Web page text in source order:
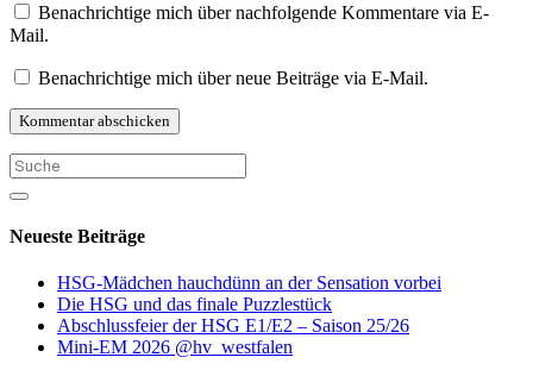
Benachrichtige mich über nachfolgende Kommentare via E-
Mail.
Benachrichtige mich über neue Beiträge via E-Mail.
Neueste Beiträge
HSG-Mädchen hauchdünn an der Sensation vorbei
Die HSG und das finale Puzzlestück
Abschlussfeier der HSG E1/E2 – Saison 25/26
Mini-EM 2026 @hv_westfalen